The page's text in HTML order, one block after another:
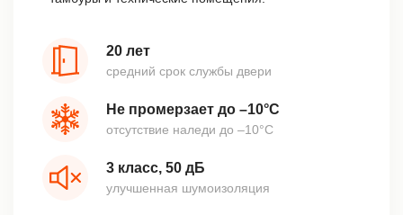
20 лет
средний срок службы двери
Не промерзает до –10°С
отсутствие наледи до –10°С
3 класс, 50 дБ
улучшенная шумоизоляция